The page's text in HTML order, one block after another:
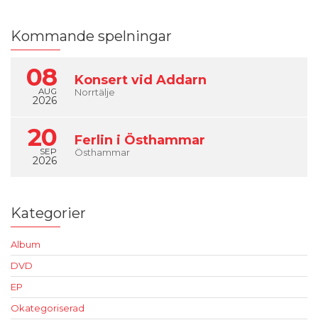
Kommande spelningar
08
AUG
2026
Konsert vid Addarn
Norrtälje
20
SEP
2026
Ferlin i Östhammar
Östhammar
Kategorier
Album
DVD
EP
Okategoriserad